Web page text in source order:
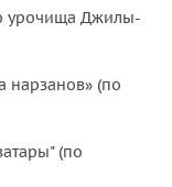
урочища Джилы-
нарзанов» (по
(по